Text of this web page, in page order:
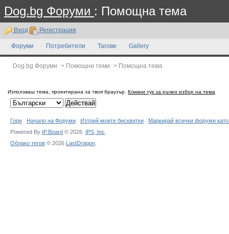
Dog.bg Форуми : Помощна тема
Вход Регистрация
Форуми Потребители Тагове Gallery
Dog.bg Форуми > Помощни теми > Помощна тема
Използваш тема, проектирана за твоя браузър. Кликни тук за ръчен избор на тема
Горе Начало на Форуми Изтрий моите бисквитки
Маркирай всички форуми
Powered By IP.Board © 2026 IPS, Inc
Облако тегов © 2026 LastDragon